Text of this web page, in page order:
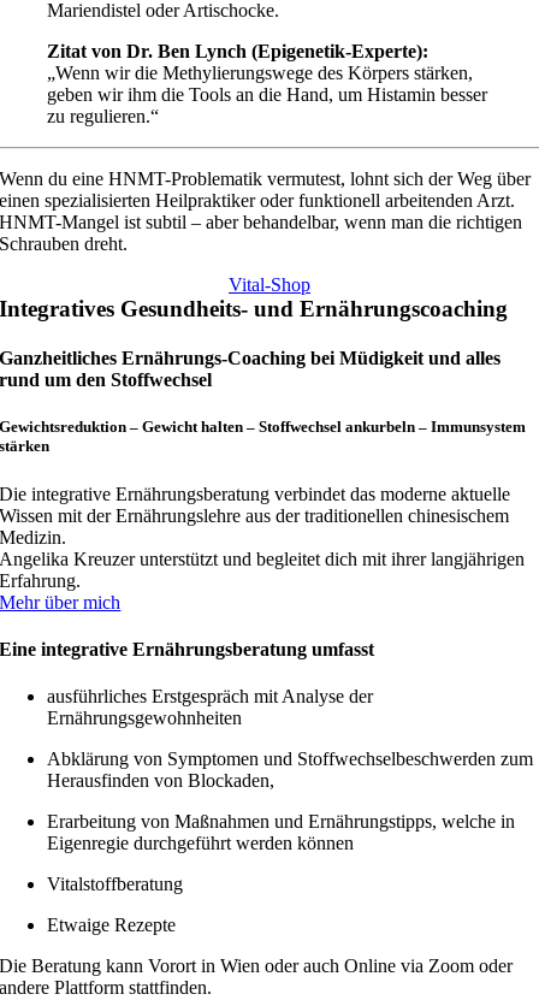
Mariendistel oder Artischocke.
Zitat von Dr. Ben Lynch (Epigenetik-Experte):
„Wenn wir die Methylierungswege des Körpers stärken,
geben wir ihm die Tools an die Hand, um Histamin besser
zu regulieren.“
Wenn du eine HNMT-Problematik vermutest, lohnt sich der Weg über
einen spezialisierten Heilpraktiker oder funktionell arbeitenden Arzt.
HNMT-Mangel ist subtil – aber behandelbar, wenn man die richtigen
Schrauben dreht.
Vital-Shop
Integratives Gesundheits- und Ernährungscoaching
Ganzheitliches Ernährungs-Coaching bei Müdigkeit und alles
rund um den Stoffwechsel
Gewichtsreduktion – Gewicht halten – Stoffwechsel ankurbeln – Immunsystem
stärken
Die integrative Ernährungsberatung verbindet das moderne aktuelle
Wissen mit der Ernährungslehre aus der traditionellen chinesischem
Medizin.
Angelika Kreuzer unterstützt und begleitet dich mit ihrer langjährigen
Erfahrung.
Mehr über mich
Eine integrative Ernährungsberatung umfasst
ausführliches Erstgespräch mit Analyse der
Ernährungsgewohnheiten
Abklärung von Symptomen und Stoffwechselbeschwerden zum
Herausfinden von Blockaden,
Erarbeitung von Maßnahmen und Ernährungstipps, welche in
Eigenregie durchgeführt werden können
Vitalstoffberatung
Etwaige Rezepte
Die Beratung kann Vorort in Wien oder auch Online via Zoom oder
andere Plattform stattfinden.